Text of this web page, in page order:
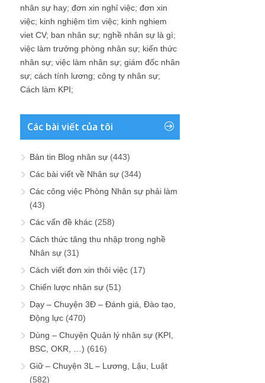
nhân sự hay; đơn xin nghỉ việc; đơn xin
việc; kinh nghiệm tìm việc; kinh nghiem
viet CV; ban nhân sự; nghề nhân sự là gì;
việc làm trưởng phòng nhân sự; kiến thức
nhân sự; việc làm nhân sự; giám đốc nhân
sự; cách tính lương; công ty nhân sự;
Cách làm KPI;
Các bài viết của tôi
Bản tin Blog nhân sự (443)
Các bài viết về Nhân sự (344)
Các công việc Phòng Nhân sự phải làm
(43)
Các vấn đề khác (258)
Cách thức tăng thu nhập trong nghề
Nhân sự (31)
Cách viết đơn xin thôi việc (17)
Chiến lược nhân sự (51)
Dạy – Chuyện 3Đ – Đánh giá, Đào tạo,
Động lực (470)
Dùng – Chuyện Quản lý nhân sự (KPI,
BSC, OKR, …) (616)
Giữ – Chuyện 3L – Lương, Lậu, Luật
(582)